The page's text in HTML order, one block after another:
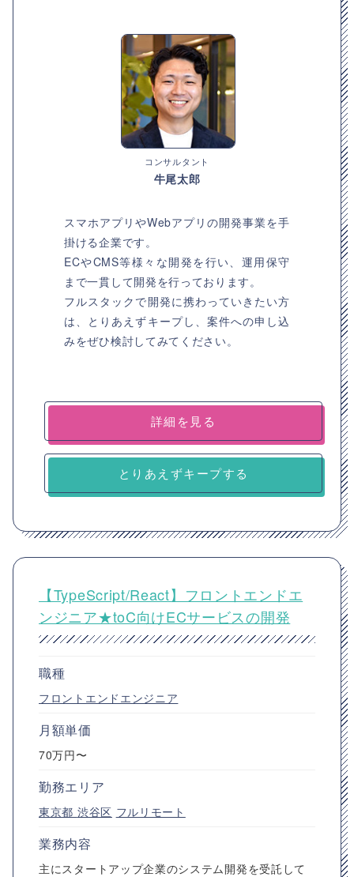
コンサルタント
牛尾太郎
スマホアプリやWebアプリの開発事業を手
掛ける企業です。
ECやCMS等様々な開発を行い、運用保守
まで一貫して開発を行っております。
フルスタックで開発に携わっていきたい方
は、とりあえずキープし、案件への申し込
みをぜひ検討してみてください。
詳細を見る
とりあえずキープする
【TypeScript/React】フロントエンドエ
ンジニア★toC向けECサービスの開発
職種
フロントエンドエンジニア
月額単価
70万円〜
勤務エリア
東京都 渋谷区 フルリモート
業務内容
主にスタートアップ企業のシステム開発を受託して